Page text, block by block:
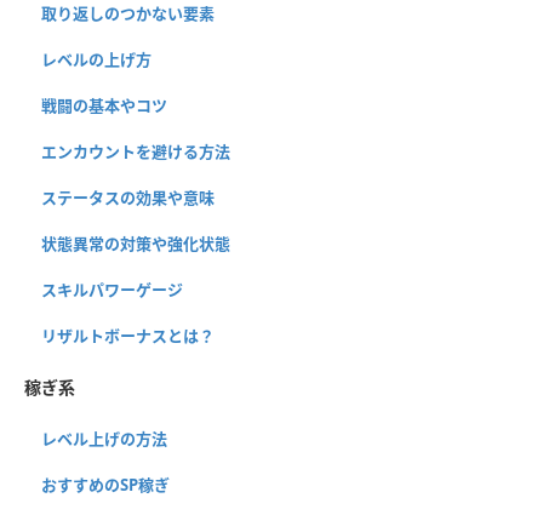
取り返しのつかない要素
レベルの上げ方
戦闘の基本やコツ
エンカウントを避ける方法
ステータスの効果や意味
状態異常の対策や強化状態
スキルパワーゲージ
リザルトボーナスとは？
稼ぎ系
レベル上げの方法
おすすめのSP稼ぎ